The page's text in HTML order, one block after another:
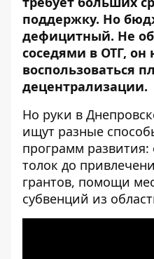
поддержку. Но
дефицитный. Не
соседями в ОТГ, он
воспользоваться
децентрализации.
Но руки в
ищут разные
программ развития:
толок до
грантов, помощи
субвенций из